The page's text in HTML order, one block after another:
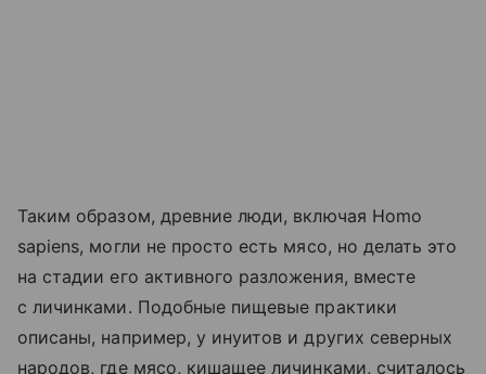
Таким образом, древние люди, включая Homo
sapiens, могли не просто есть мясо, но делать это
на стадии его активного разложения, вместе
с личинками. Подобные пищевые практики
описаны, например, у инуитов и других северных
народов, где мясо, кишащее личинками, считалось